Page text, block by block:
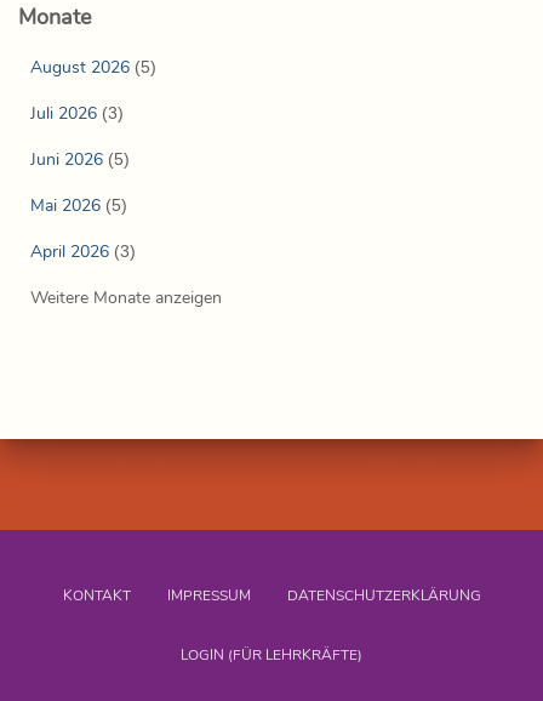
Monate
August 2026 (5)
Juli 2026 (3)
Juni 2026 (5)
Mai 2026 (5)
April 2026 (3)
Weitere Monate anzeigen
KONTAKT IMPRESSUM DATENSCHUTZERKLÄRUNG
LOGIN (FÜR LEHRKRÄFTE)